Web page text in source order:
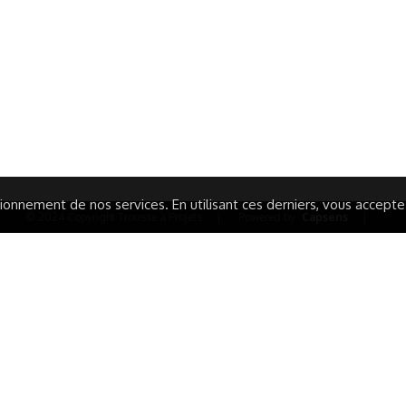
de nos services. En utilisant ces derniers, vous